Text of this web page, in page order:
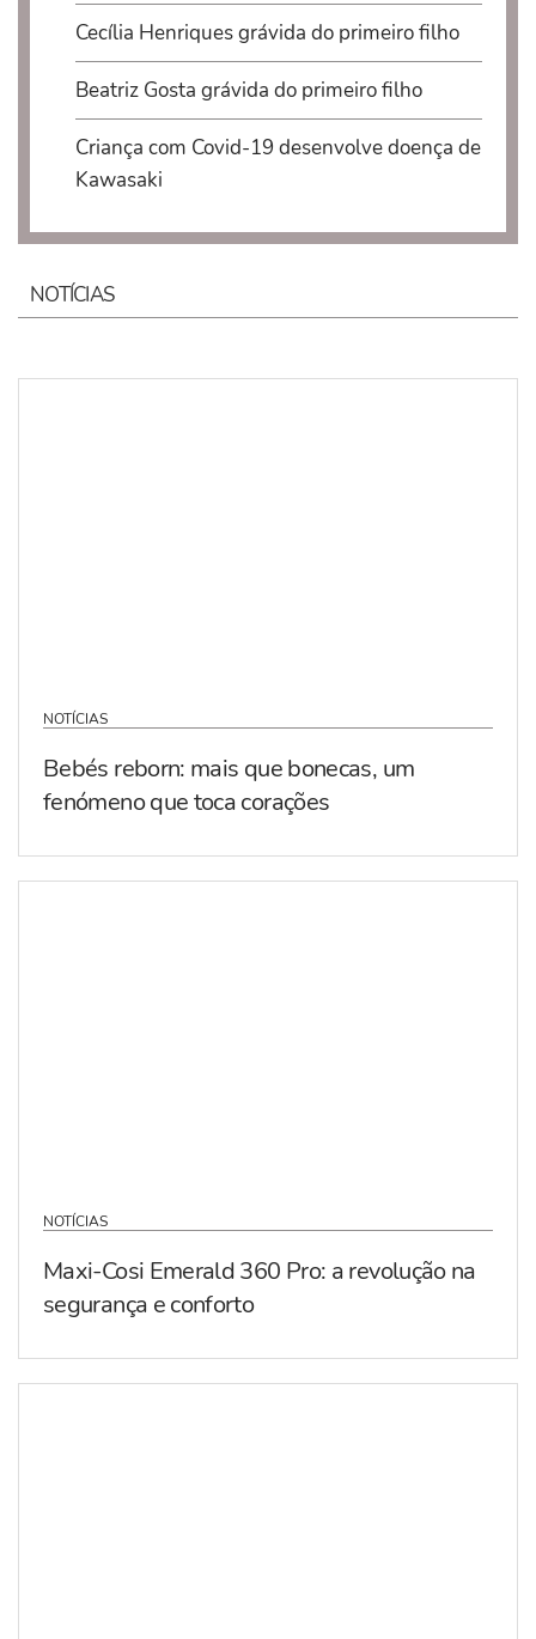
Cecília Henriques grávida do primeiro filho
Beatriz Gosta grávida do primeiro filho
Criança com Covid-19 desenvolve doença de
Kawasaki
NOTÍCIAS
NOTÍCIAS
Bebés reborn: mais que bonecas, um
fenómeno que toca corações
NOTÍCIAS
Maxi-Cosi Emerald 360 Pro: a revolução na
segurança e conforto